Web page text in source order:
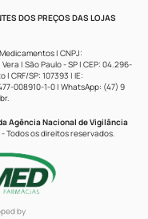
DOS PREÇOS DAS LOJAS
| CNPJ:
| São Paulo - SP | CEP: 04.296-
CRF/SP: 107393 | IE:
008910-1-0 | WhatsApp: (47) 9
.
Agência Nacional de Vigilância
Todos os direitos reservados.
by